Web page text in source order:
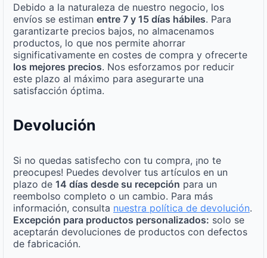
Debido a la naturaleza de nuestro negocio, los
envíos se estiman entre 7 y 15 días hábiles. Para
garantizarte precios bajos, no almacenamos
productos, lo que nos permite ahorrar
significativamente en costes de compra y ofrecerte
los mejores precios. Nos esforzamos por reducir
este plazo al máximo para asegurarte una
satisfacción óptima.
Devolución
Si no quedas satisfecho con tu compra, ¡no te
preocupes! Puedes devolver tus artículos en un
plazo de 14 días desde su recepción para un
reembolso completo o un cambio. Para más
información, consulta nuestra política de devolución.
Excepción para productos personalizados: solo se
aceptarán devoluciones de productos con defectos
de fabricación.